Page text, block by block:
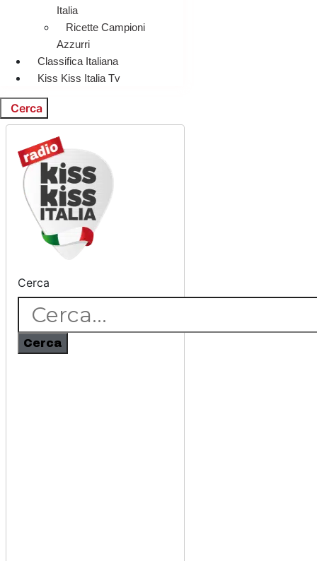
Italia
Ricette Campioni
Azzurri
Classifica Italiana
Kiss Kiss Italia Tv
Cerca
Cerca
Cerca